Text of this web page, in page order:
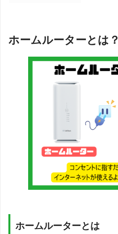
ホームルーターとは？
ホームルーターとは